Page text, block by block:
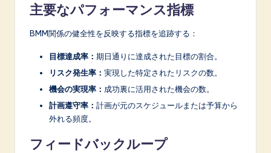
主要なパフォーマンス指標
BMM関係の健全性を反映する指標を追跡する：
目標達成率： 期日通りに達成された目標の割合。
リスク発生率： 実現した特定されたリスクの数。
機会の実現率： 成功裏に活用された機会の数。
計画遵守率： 計画が元のスケジュールまたは予算から
外れる頻度。
フィードバックループ